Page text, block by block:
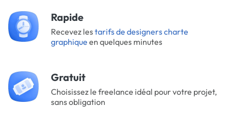
Rapide
Recevez lestarifs de designers charte
graphique en quelques minutes
Gratuit
Choisissez le freelance idéal pour votre projet,
sans obligation